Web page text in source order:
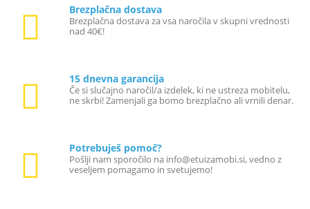
Brezplačna dostava
Brezplačna dostava za vsa naročila v skupni vrednosti
nad 40€!
15 dnevna garancija
Če si slučajno naročil/a izdelek, ki ne ustreza mobitelu,
ne skrbi! Zamenjali ga bomo brezplačno ali vrnili denar.
Potrebuješ pomoč?
Pošlji nam sporočilo na info@etuizamobi.si, vedno z
veseljem pomagamo in svetujemo!